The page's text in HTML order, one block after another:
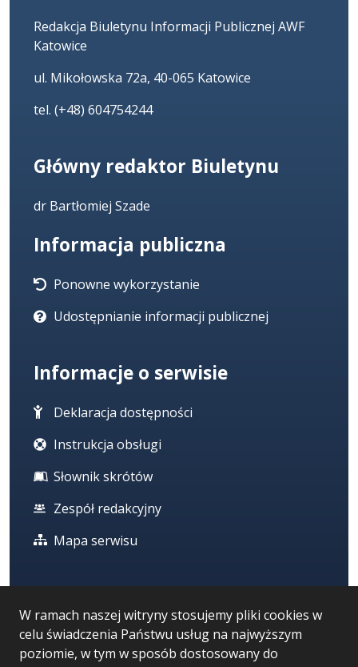
W ramach naszej witryny stosujemy pliki cookies w
celu świadczenia Państwu usług na najwyższym
poziomie, w tym w sposób dostosowany do
Redakcja Biuletynu Informacji Publicznej AWF
Katowice
ul. Mikołowska 72a, 40-065 Katowice
tel. (+48) 604754244
Główny redaktor Biuletynu
dr Bartłomiej Szade
Informacja publiczna
Ponowne wykorzystanie
Udostępnianie informacji publicznej
Informacje o serwisie
Deklaracja dostępności
Instrukcja obsługi
Słownik skrótów
Zespół redakcyjny
Mapa serwisu
Statystyki oglądalności